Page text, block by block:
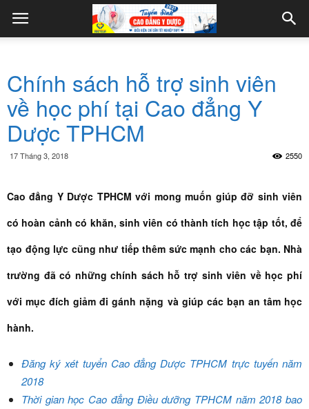
Chính sách hỗ trợ sinh viên
về học phí tại Cao đẳng Y
Dược TPHCM
17 Tháng 3, 2018 2550
Cao đẳng Y Dược TPHCM với mong muốn giúp đỡ sinh viên
có hoàn cảnh có khăn, sinh viên có thành tích học tập tốt, để
tạo động lực cũng như tiếp thêm sức mạnh cho các bạn. Nhà
trường đã có những chính sách hỗ trợ sinh viên về học phí
với mục đích giảm đi gánh nặng và giúp các bạn an tâm học
hành.
Đăng ký xét tuyển Cao đẳng Dược TPHCM trực tuyến năm
2018
Thời gian học Cao đẳng Điều dưỡng TPHCM năm 2018 bao